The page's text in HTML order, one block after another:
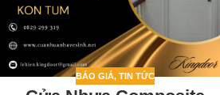
BÁO GIÁ,TIN TỨC